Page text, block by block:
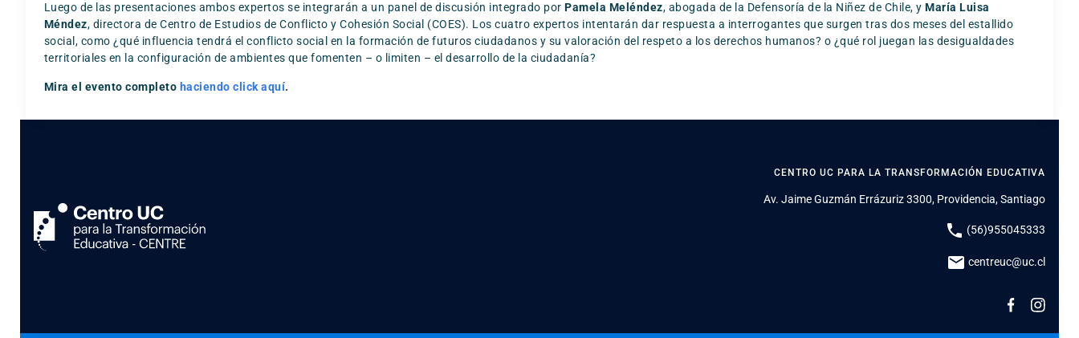
Luego de las presentaciones ambos expertos se integrarán a un panel de discusión integrado porPamela Meléndez, abogada de la Defensoría de la Niñez de Chile, yMaría Luisa
Méndez, directora de Centro de Estudios de Conflicto y Cohesión Social (COES). Los cuatro expertos intentarán dar respuesta a interrogantes que surgen tras dos meses del estallido
social, como ¿qué influencia tendrá el conflicto social en la formación de futuros ciudadanos y su valoración del respeto a los derechos humanos? o ¿qué rol juegan las desigualdades
territoriales en la configuración de ambientes que fomenten – o limiten – el desarrollo de la ciudadanía?
Mira el evento completo haciendo click aquí.
CENTRO UC PARA LA TRANSFORMACIÓN EDUCATIVA
Av. Jaime Guzmán Errázuriz 3300, Providencia, Santiago
phone (56)955045333
mail centreuc@uc.cl